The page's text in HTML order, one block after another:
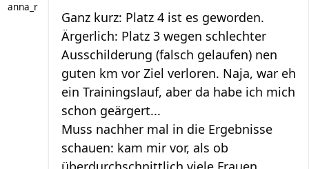
anna_r
Ganz kurz: Platz 4 ist es geworden.
Ärgerlich: Platz 3 wegen schlechter
Ausschilderung (falsch gelaufen) nen
guten km vor Ziel verloren. Naja, war eh
ein Trainingslauf, aber da habe ich mich
schon geärgert...
Muss nachher mal in die Ergebnisse
schauen: kam mir vor, als ob